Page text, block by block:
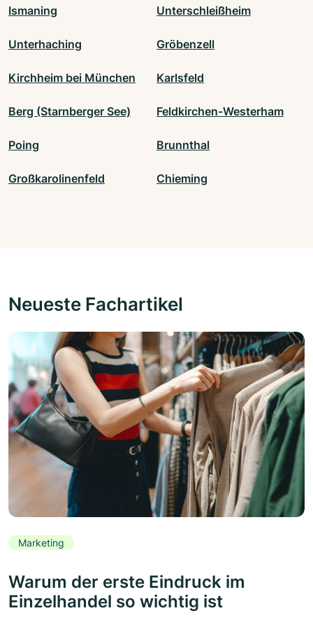
Ismaning Unterschleißheim
Unterhaching Gröbenzell
Kirchheim bei München Karlsfeld
Berg (Starnberger See) Feldkirchen-Westerham
Poing Brunnthal
Großkarolinenfeld Chieming
Neueste Fachartikel
Marketing
Warum der erste Eindruck im
Einzelhandel so wichtig ist